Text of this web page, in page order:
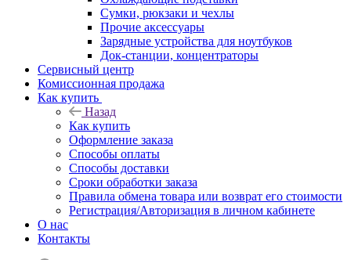
Сумки, рюкзаки и чехлы
Прочие аксессуары
Зарядные устройства для ноутбуков
Док-станции, концентраторы
Сервисный центр
Комиссионная продажа
Как купить
Назад
Как купить
Оформление заказа
Способы оплаты
Способы доставки
Сроки обработки заказа
Правила обмена товара или возврат его стоимости
Регистрация/Авторизация в личном кабинете
О нас
Контакты